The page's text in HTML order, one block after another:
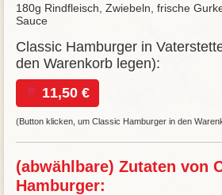
180g Rindfleisch, Zwiebeln, frische
Sauce
Classic Hamburger in
den Warenkorb legen):
11,50 €
(Button klicken, um Classic Hamburger in den
(abwählbare) Zutaten von
Hamburger: